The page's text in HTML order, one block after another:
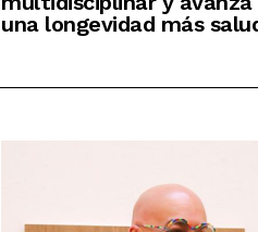
una longevidad más